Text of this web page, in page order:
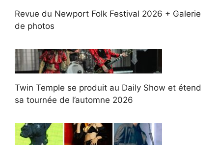
Revue du Newport Folk Festival 2026 + Galerie
de photos
Twin Temple se produit au Daily Show et étend
sa tournée de l’automne 2026